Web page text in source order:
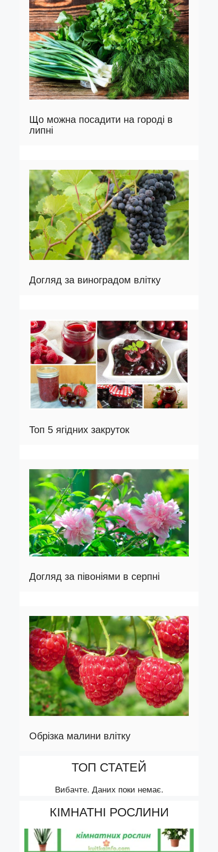
Що можна посадити на городі в
липні
Догляд за виноградом влітку
Топ 5 ягідних закруток
Догляд за півоніями в серпні
Обрізка малини влітку
ТОП СТАТЕЙ
Вибачте. Даних поки немає.
КІМНАТНІ РОСЛИНИ